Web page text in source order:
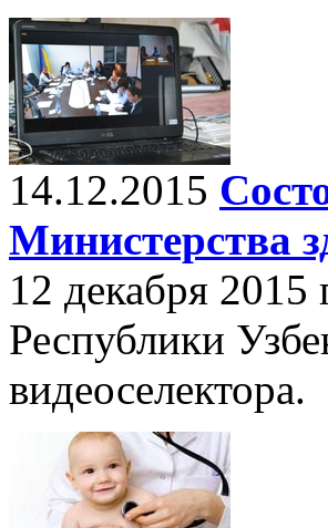
14.12.2015
Министерства
12 декабря 2015
Республики
видеоселектора.